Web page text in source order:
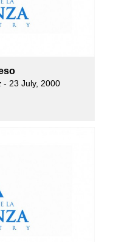
- 23 July, 2000